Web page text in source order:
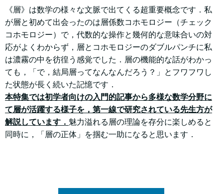
《層》は数学の様々な文脈で出てくる超重要概念です．私
が層と初めて出会ったのは層係数コホモロジー（チェック
コホモロジー）で，代数的な操作と幾何的な意味合いの対
応がよくわからず，層とコホモロジーのダブルパンチに私
は濃霧の中を彷徨う感覚でした．層の機能的な話がわかっ
ても，「で，結局層ってなんなんだろう？」とフワフワし
た状態が長く続いた記憶です．
本特集では初学者向けの入門的記事から多様な数学分野に
て層が活躍する様子を，第一線で研究されている先生方が
解説しています． 魅力溢れる層の理論を存分に楽しめると
同時に，「層の正体」を掴む一助になると思います．